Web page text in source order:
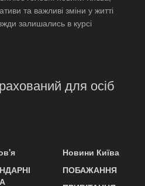
та важливі зміни у житті
залишались в курсі
для осіб
Новини Київа
ПОБАЖАННЯ